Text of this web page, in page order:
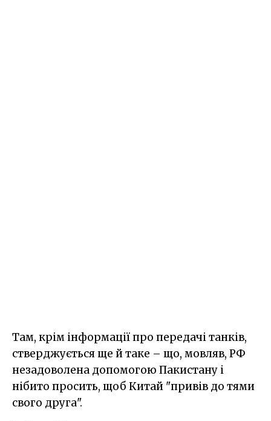
Там, крім інформації про передачі танків,
стверджується ще й таке – що, мовляв, РФ
незадоволена допомогою Пакистану і
нібито просить, щоб Китай "привів до тями
свого друга".